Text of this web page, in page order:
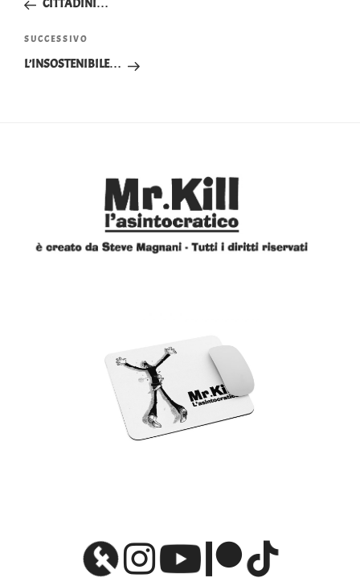
CITTADINI…
Articolo
successivo
SUCCESSIVO
L’INSOSTENIBILE…